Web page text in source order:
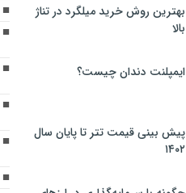
بهترین روش خرید میلگرد در تناژ
بالا
ایمپلنت دندان چیست؟
پیش بینی قیمت تتر تا پایان سال
۱۴۰۲